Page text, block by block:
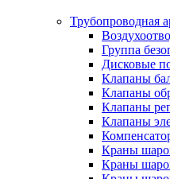
Трубопроводная
Группа
Дисковые
Клапаны
Клапаны
Клапаны
Клапаны
Краны
Краны